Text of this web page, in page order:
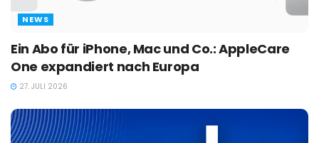
NEWS
Ein Abo für iPhone, Mac und Co.: AppleCare
One expandiert nach Europa
27. JULI 2026